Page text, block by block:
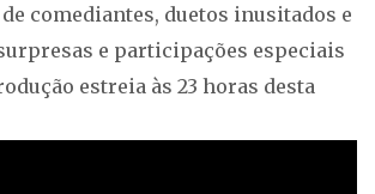
comediantes, duetos inusitados e
e participações especiais
estreia às 23 horas desta